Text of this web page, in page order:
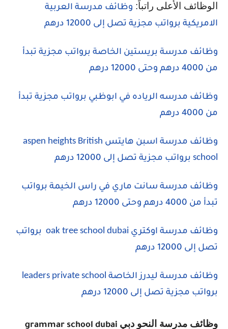
الوظائف الأعلى راتباً: وظائف مدرسة العربية
الامريكية برواتب مجزية تصل إلى 12000 درهم
وظائف مدرسة بريستين الخاصة برواتب مجزية تبدأ
من 4000 درهم وحتى 12000 درهم
وظائف مدرسه الرياده في ابوظبي برواتب مجزية تبدأ
من 4000 درهم
وظائف مدرسة اسبن هايتس aspen heights British
school برواتب مجزية تصل إلى 12000 درهم
وظائف مدرسة سانت ماري في راس الخيمة برواتب
تبدأ من 4000 درهم وحتى 12000 درهم
وظائف مدرسة اوكتري oak tree school dubai برواتب
تصل إلى 12000 درهم
وظائف مدرسة ليدرز الخاصة leaders private school
برواتب مجزية تصل إلى 12000 درهم
grammar school dubai وظائف مدرسة النحو دبي